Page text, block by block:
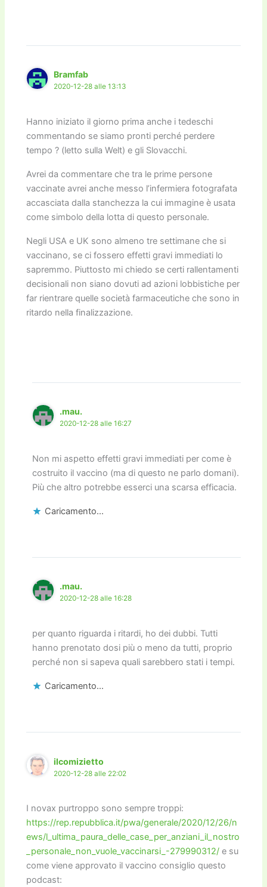
Bramfab
2020-12-28 alle 13:13
Hanno iniziato il giorno prima anche i tedeschi
commentando se siamo pronti perché perdere
tempo ? (letto sulla Welt) e gli Slovacchi.
Avrei da commentare che tra le prime persone
vaccinate avrei anche messo l’infermiera fotografata
accasciata dalla stanchezza la cui immagine è usata
come simbolo della lotta di questo personale.
Negli USA e UK sono almeno tre settimane che si
vaccinano, se ci fossero effetti gravi immediati lo
sapremmo. Piuttosto mi chiedo se certi rallentamenti
decisionali non siano dovuti ad azioni lobbistiche per
far rientrare quelle società farmaceutiche che sono in
ritardo nella finalizzazione.
.mau.
2020-12-28 alle 16:27
Non mi aspetto effetti gravi immediati per come è
costruito il vaccino (ma di questo ne parlo domani).
Più che altro potrebbe esserci una scarsa efficacia.
Caricamento...
.mau.
2020-12-28 alle 16:28
per quanto riguarda i ritardi, ho dei dubbi. Tutti
hanno prenotato dosi più o meno da tutti, proprio
perché non si sapeva quali sarebbero stati i tempi.
Caricamento...
ilcomizietto
2020-12-28 alle 22:02
I novax purtroppo sono sempre troppi:
https://rep.repubblica.it/pwa/generale/2020/12/26/n
ews/l_ultima_paura_delle_case_per_anziani_il_nostro
_personale_non_vuole_vaccinarsi_-279990312/ e su
come viene approvato il vaccino consiglio questo
podcast: